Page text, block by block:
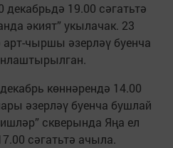
19.00 сәгатьтә
әкият” укылачак. 23
арт-чыршы әзерләү буенча
көннәрендә 14.00
әзерләү буенча бушлай
скверында Яңа ел
сәгатьтә ачыла.